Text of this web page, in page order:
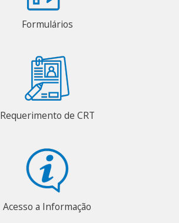
Formulários
Requerimento de CRT
Acesso a Informação